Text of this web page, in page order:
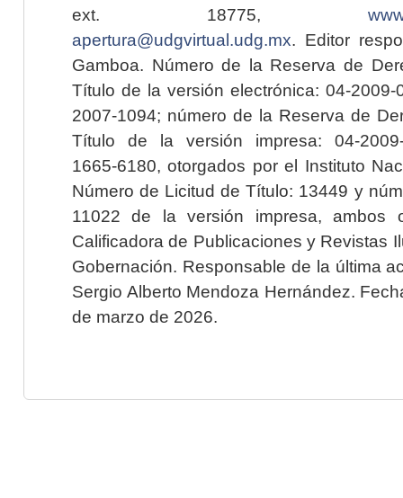
ext. 18775,
apertura@udgvirtual.udg.mx. Editor
Gamboa. Número de la Reserva de
Título de la versión electrónica: 04-2009-
2007-1094; número de la Reserva de
Título de la versión impresa: 04-2009-
1665-6180, otorgados por el Instituto
Número de Licitud de Título: 13449 y
11022 de la versión impresa, ambos
Calificadora de Publicaciones y Revistas
Gobernación. Responsable de la última
Sergio Alberto Mendoza Hernández.
de marzo de 2026.